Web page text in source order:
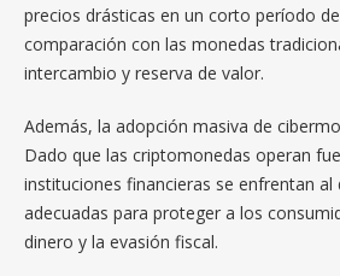
precios drásticas en un corto período
comparación con las monedas
intercambio y reserva de valor.
Además, la adopción masiva de
Dado que las criptomonedas operan
instituciones financieras se enfrentan
adecuadas para proteger a los
dinero y la evasión fiscal.